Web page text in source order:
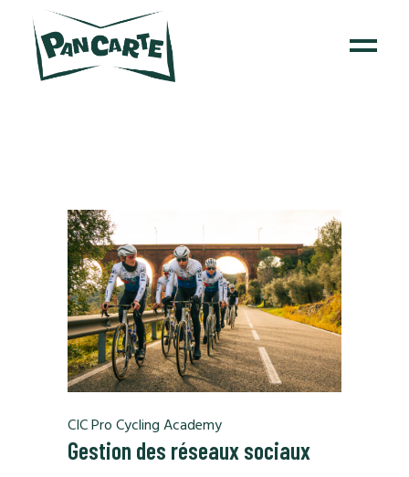
CIC Pro Cycling Academy
Gestion des réseaux sociaux